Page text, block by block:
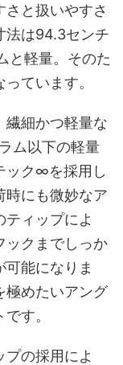
と扱いやすさ
法は94.3センチ
と軽量。そのた
ています。
繊細かつ軽量な
ム以下の軽量
ック∞を採用し
時にも微妙なア
ィップによ
ックまでしっか
可能になりま
極めたいアング
す。
の採用によ